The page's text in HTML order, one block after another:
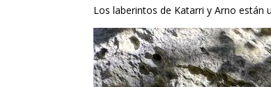
Los laberintos de Katarri y Arno están